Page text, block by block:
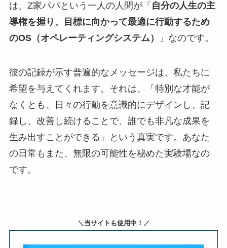
は、Z家パパという一人の人間が「 自分の人生の主
導権を握り、目標に向かって最適に行動するため
のOS（オペレーティングシステム）
」なのです。
彼の記録が示す普遍的なメッセージは、私たちに
希望を与えてくれます。それは、「特別な才能が
なくとも、日々の行動を意識的にデザインし、記
録し、改善し続けることで、誰でも非凡な成果を
生み出すことができる」という真実です。あなた
の日常もまた、無限の可能性を秘めた実験場なの
です。
＼当サイトも使用中！／